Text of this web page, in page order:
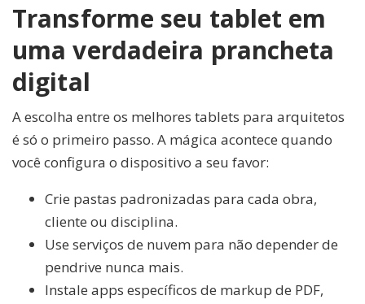
Transforme seu tablet em
uma verdadeira prancheta
digital
A escolha entre os melhores tablets para arquitetos
é só o primeiro passo. A mágica acontece quando
você configura o dispositivo a seu favor:
Crie pastas padronizadas para cada obra,
cliente ou disciplina.
Use serviços de nuvem para não depender de
pendrive nunca mais.
Instale apps específicos de markup de PDF,